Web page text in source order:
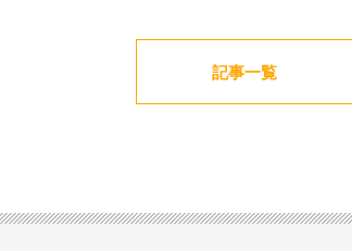
記事一覧